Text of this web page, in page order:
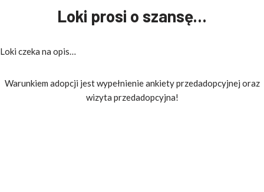
Loki prosi o szansę…
Loki czeka na opis…
Warunkiem adopcji jest wypełnienie ankiety przedadopcyjnej oraz
wizyta przedadopcyjna!